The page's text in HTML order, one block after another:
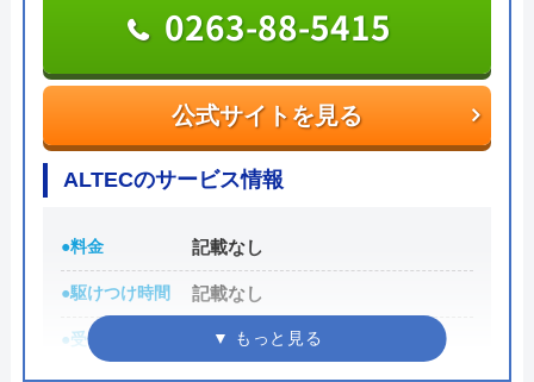
公式サイトを見る
0263-88-5415
ALTECのサービス情報
●料金 記載なし
●駆けつけ時間 記載なし
●受付時間 8:00〜18:00